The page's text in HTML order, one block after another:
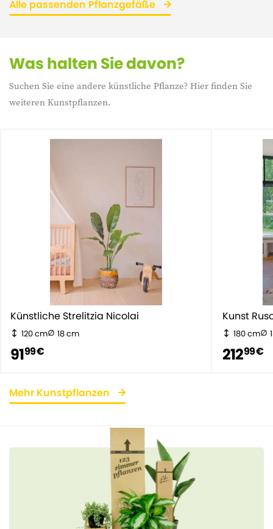
Alle passenden Pflanzgefäße
Was halten Sie davon?
Suchen Sie eine andere künstliche Pflanze? Hier finden Sie
weiteren Kunstpflanzen.
Künstliche Strelitzia Nicolai
120 cm 18 cm
9199 €
Kunst
180 cm
21299 €
Mehr Kunstpflanzen